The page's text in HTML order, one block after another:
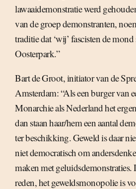
lawaaidemonstratie werd
van de groep demonstranten,
traditie dat ‘wij’ fascisten de
Oosterpark.”
Bart de Groot, initiator van de
Amsterdam: “Als een burger van
Monarchie als Nederland het
dan staan haar/hem een aantal
ter beschikking. Geweld is daar
niet democratisch om
maken met geluidsdemonstraties.
reden, het geweldsmonopolie is